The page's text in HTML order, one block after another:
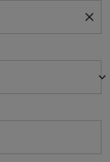
close
keyboard_arrow_down